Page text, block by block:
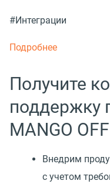
#Интеграции
Подробнее
Получите
поддержку
MANGO
Внедрим
с учетом